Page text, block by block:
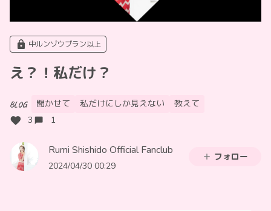
中ルンゾウプラン以上
え？！私だけ？
BLOG 聞かせて 私だけにしか見えない
教えて
3
1
Rumi Shishido Official Fanclub
2024/04/30 00:29
フォロー